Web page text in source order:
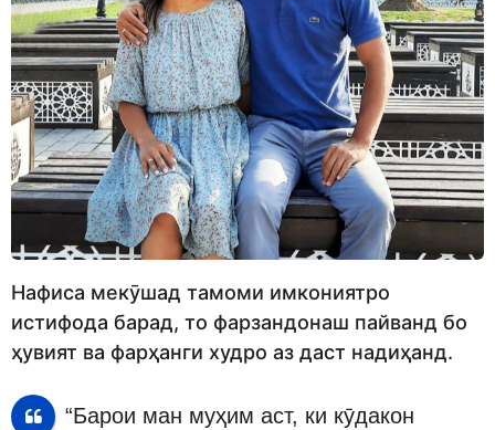
Нафиса мекӯшад тамоми имкониятро
истифода барад, то фарзандонаш пайванд бо
ҳувият ва фарҳанги худро аз даст надиҳанд.
“Барои ман муҳим аст, ки кӯдакон